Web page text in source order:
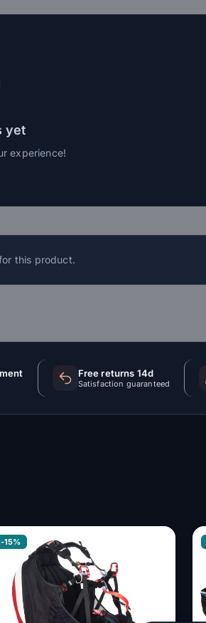
yet
experience!
this product.
Free returns 14d
Satisfaction guaranteed
-15%